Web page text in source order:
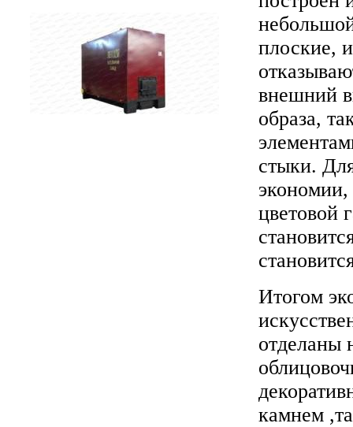
плоские,
внешний
образа,
стыки.
цветовой
Итогом
отделаны
камнем